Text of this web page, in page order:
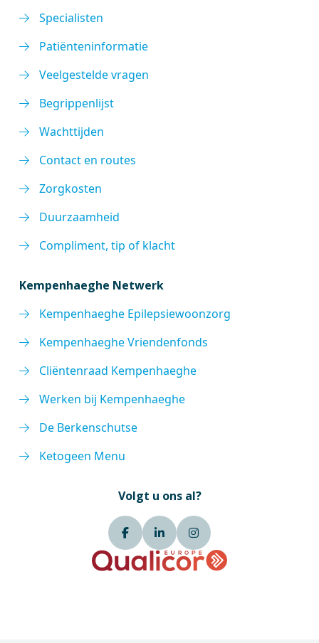
Specialisten
Patiënteninformatie
Veelgestelde vragen
Begrippenlijst
Wachttijden
Contact en routes
Zorgkosten
Duurzaamheid
Compliment, tip of klacht
Kempenhaeghe Netwerk
Kempenhaeghe Epilepsiewoonzorg
Kempenhaeghe Vriendenfonds
Cliëntenraad Kempenhaeghe
Werken bij Kempenhaeghe
De Berkenschutse
Ketogeen Menu
Volgt u ons al?